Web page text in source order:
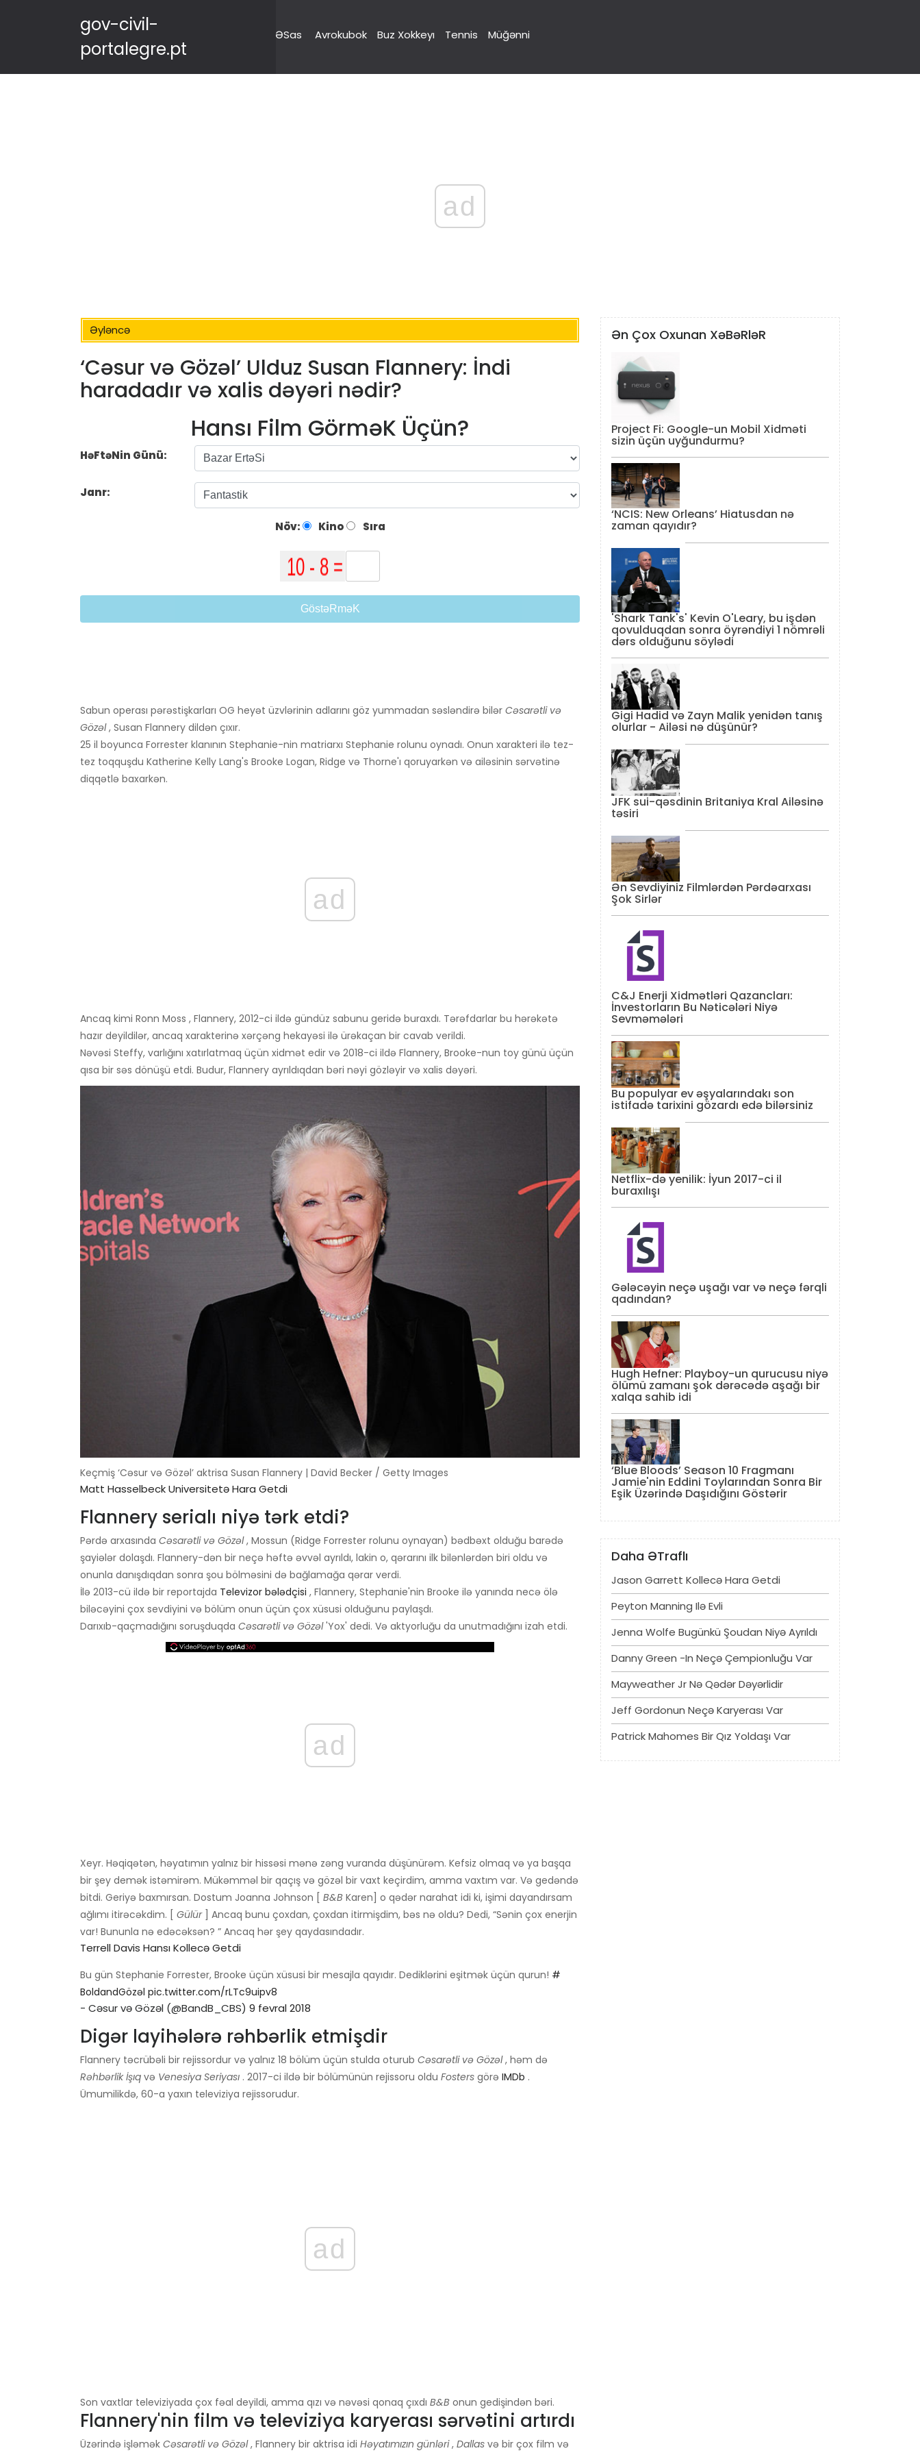
gov-civil-
portalegre.pt
ƏSas Avrokubok Buz Xokkeyı Tennis Müğənni
ad
Əyləncə
‘Cəsur və Gözəl’ Ulduz Susan Flannery: İndi
haradadır və xalis dəyəri nədir?
Hansı Film GörməK Üçün?
HəFtəNin Günü:
Janr:
Növ: Kino Sıra
GöstəRməK
Sabun operası pərəstişkarları OG heyət üzvlərinin adlarını göz yummadan səsləndirə bilər Cəsarətli və
Gözəl, Susan Flannery dildən çıxır.
25 il boyunca Forrester klanının Stephanie-nin matriarxı Stephanie rolunu oynadı. Onun xarakteri ilə tez-
tez toqquşdu Katherine Kelly Lang's Brooke Logan, Ridge və Thorne'ı qoruyarkən və ailəsinin sərvətinə
diqqətlə baxarkən.
ad
Ancaq kimi Ronn Moss , Flannery, 2012-ci ildə gündüz sabunu geridə buraxdı. Tərəfdarlar bu hərəkətə
hazır deyildilər, ancaq xarakterinə xərçəng hekayəsi ilə ürəkaçan bir cavab verildi.
Nəvəsi Steffy, varlığını xatırlatmaq üçün xidmət edir və 2018-ci ildə Flannery, Brooke-nun toy günü üçün
qısa bir səs dönüşü etdi. Budur, Flannery ayrıldıqdan bəri nəyi gözləyir və xalis dəyəri.
Keçmiş ‘Cəsur və Gözəl’ aktrisa Susan Flannery | David Becker / Getty Images
Matt Hasselbeck Universitetə ​​hara Getdi
Flannery serialı niyə tərk etdi?
Pərdə arxasında Cəsarətli və Gözəl, Mossun (Ridge Forrester rolunu oynayan) bədbəxt olduğu barədə
şayiələr dolaşdı. Flannery-dən bir neçə həftə əvvəl ayrıldı, lakin o, qərarını ilk bilənlərdən biri oldu və
onunla danışdıqdan sonra şou bölməsini də bağlamağa qərar verdi.
İlə 2013-cü ildə bir reportajda Televizor bələdçisi , Flannery, Stephanie'nin Brooke ilə yanında necə ölə
biləcəyini çox sevdiyini və bölüm onun üçün çox xüsusi olduğunu paylaşdı.
Darıxıb-qaçmadığını soruşduqda Cəsarətli və Gözəl'Yox' dedi. Və aktyorluğu da unutmadığını izah etdi.
ad
Xeyr. Həqiqətən, həyatımın yalnız bir hissəsi mənə zəng vuranda düşünürəm. Kefsiz olmaq və ya başqa
bir şey demək istəmirəm. Mükəmməl bir qaçış və gözəl bir vaxt keçirdim, amma vaxtım var. Və gedəndə
bitdi. Geriyə baxmırsan. Dostum Joanna Johnson [ B&B Karen] o qədər narahat idi ki, işimi dayandırsam
ağlımı itirəcəkdim. [ Gülür] Ancaq bunu çoxdan, çoxdan itirmişdim, bəs nə oldu? Dedi, “Sənin çox enerjin
var! Bununla nə edəcəksən? ” Ancaq hər şey qaydasındadır.
Terrell Davis Hansı Kollecə Getdi
Bu gün Stephanie Forrester, Brooke üçün xüsusi bir mesajla qayıdır. Dediklərini eşitmək üçün qurun! #
BoldandGözəl pic.twitter.com/rLTc9uipv8
- Cəsur və Gözəl (@BandB_CBS) 9 fevral 2018
Digər layihələrə rəhbərlik etmişdir
Flannery təcrübəli bir rejissordur və yalnız 18 bölüm üçün stulda oturub Cəsarətli və Gözəl, həm də
Rəhbərlik İşıq və Venesiya Seriyası . 2017-ci ildə bir bölümünün rejissoru oldu Fosters görə IMDb .
Ümumilikdə, 60-a yaxın televiziya rejissorudur.
ad
Son vaxtlar televiziyada çox fəal deyildi, amma qızı və nəvəsi qonaq çıxdı B&B onun gedişindən bəri.
Flannery'nin film və televiziya karyerası sərvətini artırdı
Üzərində işləmək Cəsarətli və Gözəl, Flannery bir aktrisa idi Həyatımızın günləri, Dallas və bir çox film və
Ən Çox Oxunan XəBəRləR
Project Fi: Google-un Mobil Xidməti
sizin üçün uyğundurmu?
‘NCIS: New Orleans’ Hiatusdan nə
zaman qayıdır?
'Shark Tank's' Kevin O'Leary, bu işdən
qovulduqdan sonra öyrəndiyi 1 nömrəli
dərs olduğunu söylədi
Gigi Hadid və Zayn Malik yenidən tanış
olurlar - Ailəsi nə düşünür?
JFK sui-qəsdinin Britaniya Kral Ailəsinə
təsiri
Ən Sevdiyiniz Filmlərdən Pərdəarxası
Şok Sirlər
C&J Enerji Xidmətləri Qazancları:
İnvestorların Bu Nəticələri Niyə
Sevməmələri
Bu populyar ev əşyalarındakı son
istifadə tarixini gözardı edə bilərsiniz
Netflix-də yenilik: İyun 2017-ci il
buraxılışı
Gələcəyin neçə uşağı var və neçə fərqli
qadından?
Hugh Hefner: Playboy-un qurucusu niyə
ölümü zamanı şok dərəcədə aşağı bir
xalqa sahib idi
‘Blue Bloods’ Season 10 Fragmanı
Jamie'nin Eddini Toylarından Sonra Bir
Eşik Üzərində Daşıdığını Göstərir
Daha ƏTraflı
Jason Garrett Kollecə Hara Getdi
Peyton Manning Ilə Evli
Jenna Wolfe Bugünkü Şoudan Niyə Ayrıldı
Danny Green -in Neçə Çempionluğu Var
Mayweather Jr Nə Qədər Dəyərlidir
Jeff Gordonun Neçə Karyerası Var
Patrick Mahomes Bir Qız Yoldaşı Var